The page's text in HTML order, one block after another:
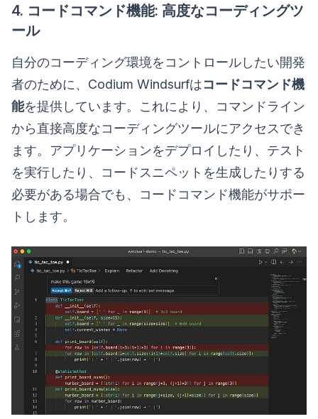
4. コードコマンド機能: 高度なコーディングツ
ール
自分のコーディング環境をコントロールしたい開発
者のために、Codium Windsurfはコードコマンド機
能を提供しています。これにより、コマンドライン
から直接高度なコーディングツールにアクセスでき
ます。アプリケーションをデプロイしたり、テスト
を実行したり、コードスニペットを生成したりする
必要がある場合でも、コードコマンド機能がサポー
トします。